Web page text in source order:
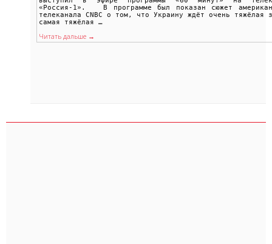
«Россия-1». В программе был показан сюжет
телеканала CNBC о том, что Украину ждёт очень тяжёлая
самая тяжёлая …
Читать дальше →